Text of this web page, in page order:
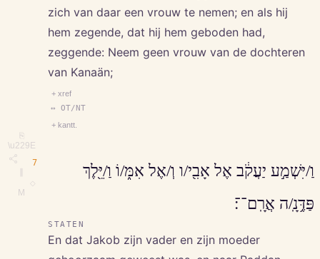
⎘
\u229E
M
zich van daar een vrouw te nemen; en als hij
hem zegende, dat hij hem geboden had,
zeggende: Neem geen vrouw van de dochteren
van Kanaän;
+ xref
↔ OT/NT
+ kantt.
7
וַ/יִּשְׁמַ֣ע יַעֲקֹ֔ב אֶל אָבִ֖י/ו וְ/אֶל אִמּ֑/וֹ וַ/יֵּ֖לֶךְ
פַּדֶּ֥נָֽ/ה אֲרָֽם־־׃
STATEN
En dat Jakob zijn vader en zijn moeder